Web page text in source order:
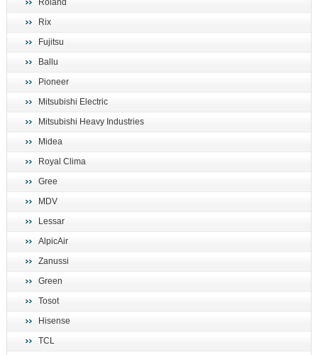
Roland
Rix
Fujitsu
Ballu
Pioneer
Mitsubishi Electric
Mitsubishi Heavy Industries
Midea
Royal Clima
Gree
MDV
Lessar
AlpicAir
Zanussi
Green
Tosot
Hisense
TCL